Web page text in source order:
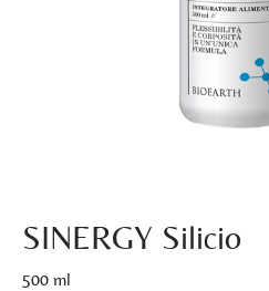
SINERGY Silicio
500 ml